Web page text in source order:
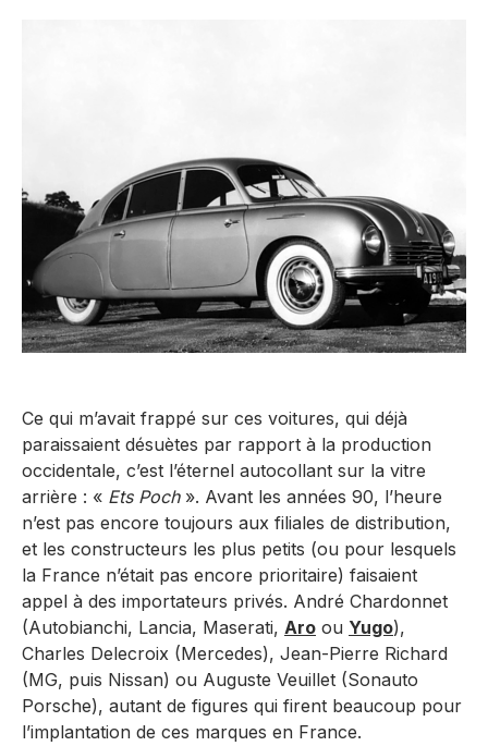
Ce qui m’avait frappé sur ces voitures, qui déjà
paraissaient désuètes par rapport à la production
occidentale, c’est l’éternel autocollant sur la vitre
arrière : « Ets Poch». Avant les années 90, l’heure
n’est pas encore toujours aux filiales de distribution,
et les constructeurs les plus petits (ou pour lesquels
la France n’était pas encore prioritaire) faisaient
appel à des importateurs privés. André Chardonnet
(Autobianchi, Lancia, Maserati, Aro ou Yugo),
Charles Delecroix (Mercedes), Jean-Pierre Richard
(MG, puis Nissan) ou Auguste Veuillet (Sonauto
Porsche), autant de figures qui firent beaucoup pour
l’implantation de ces marques en France.